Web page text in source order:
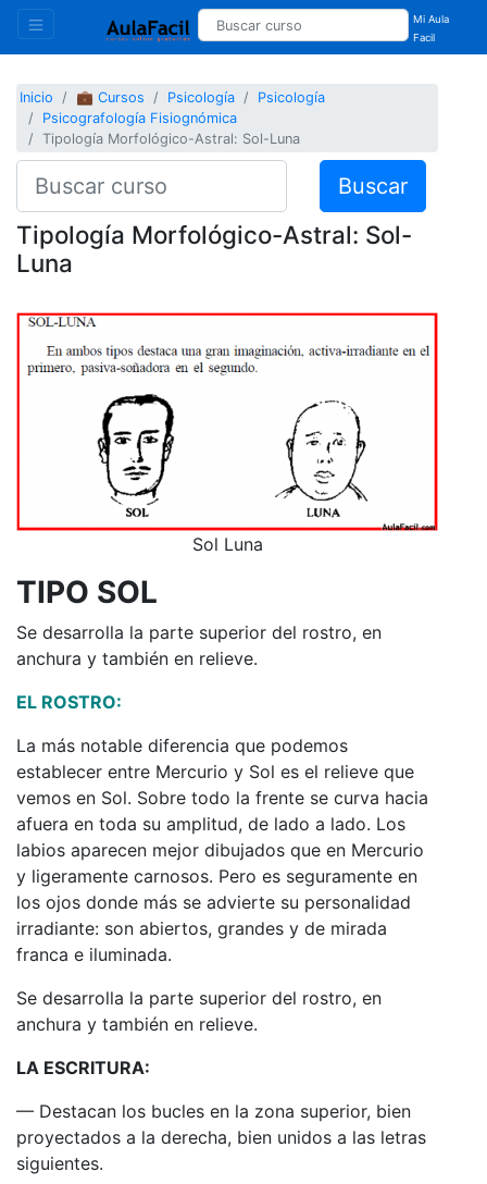
Mi Aula
Facil
Inicio 💼 Cursos Psicología
Psicología
Psicografología Fisiognómica
Tipología Morfológico-Astral: Sol-Luna
Buscar
Tipología Morfológico-Astral: Sol-
Luna
Sol Luna
TIPO SOL
Se desarrolla la parte superior del rostro, en
anchura y también en relieve.
EL ROSTRO:
La más notable diferencia que podemos
establecer entre Mercurio y Sol es el relieve que
vemos en Sol. Sobre todo la frente se curva hacia
afuera en toda su amplitud, de lado a lado. Los
labios aparecen mejor dibujados que en Mercurio
y ligeramente carnosos. Pero es seguramente en
los ojos donde más se advierte su personalidad
irradiante: son abiertos, grandes y de mirada
franca e iluminada.
Se desarrolla la parte superior del rostro, en
anchura y también en relieve.
LA ESCRITURA:
— Destacan los bucles en la zona superior, bien
proyectados a la derecha, bien unidos a las letras
siguientes.